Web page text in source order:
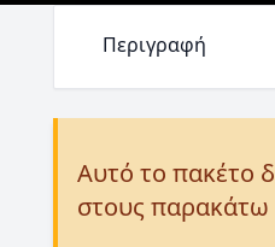
Περιγραφή
Αυτό το πακέτο
στους παρακάτω